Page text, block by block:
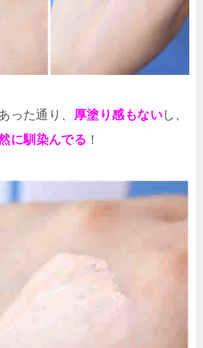
った通り、 厚塗り感もない し、
に馴染んでる ！